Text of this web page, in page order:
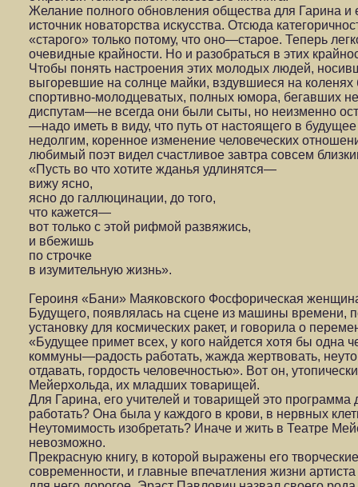
Желание полного обновления общества для Гарина
источник новаторства искусства. Отсюда
«старого» только потому, что оно—старое. Теперь
очевидные крайности. Но и разобраться в этих
Чтобы понять настроения этих молодых людей,
выгоревшие на солнце майки, вздувшиеся на
спортивно-молодцеватых, полных юмора, бегавших
диспутам—не всегда они были сыты, но неизменно
—надо иметь в виду, что путь от настоящего в
недолгим, коренное изменение человеческих
любимый поэт видел счастливое завтра совсем
«Пусть во что хотите жданья удлинятся—
вижу ясно,
ясно до галлюцинации, до того,
что кажется—
вот только с этой рифмой развяжись,
и вбежишь
по строчке
в изумительную жизнь».
Героиня «Бани» Маяковского Фосфорическая
Будущего, появлялась на сцене из машины времени,
установку для космических ракет, и говорила о
«Будущее примет всех, у кого найдется хотя бы одна
коммуны—радость работать, жажда жертвовать,
отдавать, гордость человечностью». Вот он,
Мейерхольда, их младших товарищей.
Для Гарина, его учителей и товарищей это программа
работать? Она была у каждого в крови, в нервных
Неутомимость изобретать? Иначе и жить в Театре
невозможно.
Прекрасную книгу, в которой выражены его
современности, и главные впечатления жизни